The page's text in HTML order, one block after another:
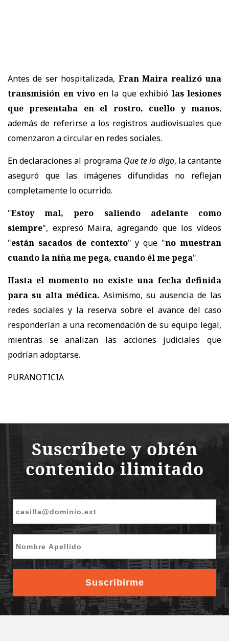
Antes de ser hospitalizada, Fran Maira realizó una
transmisión en vivo en la que exhibió las lesiones
que presentaba en el rostro, cuello y manos,
además de referirse a los registros audiovisuales que
comenzaron a circular en redes sociales.
En declaraciones al programa Que te lo digo, la cantante
aseguró que las imágenes difundidas no reflejan
completamente lo ocurrido.
"Estoy mal, pero saliendo adelante como
siempre", expresó Maira, agregando que los videos
"están sacados de contexto" y que "no muestran
cuando la niña me pega, cuando él me pega".
Hasta el momento no existe una fecha definida
para su alta médica. Asimismo,su ausencia de las
redes sociales y la reserva sobre el avance del caso
responderían a una recomendación de su equipo legal,
mientras se analizan las acciones judiciales que
podrían adoptarse.
PURANOTICIA